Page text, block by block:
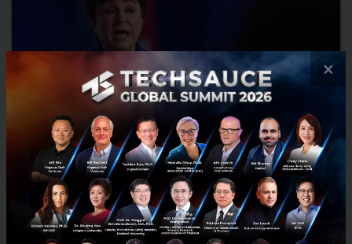
IMF แนะนำนักลงทุนอย่าตื่นตระหนกใน Crypto แม้เจอเหตุการณ์
วิกฤติ LUNA
แม้ว่าการล่มสลายของ Terra และมูลค่าที่ลดลงถึง 99% ของโทเค็น LUNA
เมื่อต้นเดือนได้ส่งผลกระทบไปทั่ววงการสินทรัพย์ดิจิทัล แต่กองทุนการเงิน
×